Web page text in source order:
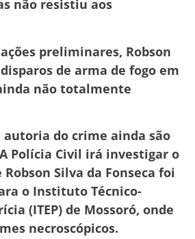
não resistiu aos
preliminares, Robson
de arma de fogo em
não totalmente
autoria do crime ainda são
Polícia Civil irá investigar o
Robson Silva da Fonseca foi
o Instituto Técnico-
(ITEP) de Mossoró, onde
necroscópicos.